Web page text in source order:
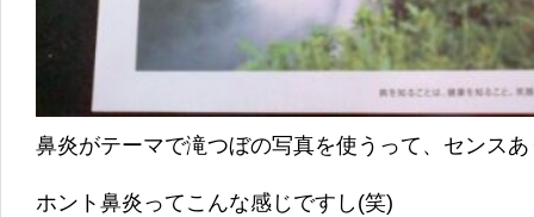
鼻炎がテーマで滝つぼの写真を使うって、センス
ホント鼻炎ってこんな感じですし(笑)